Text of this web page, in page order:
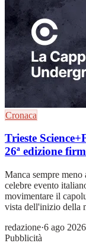
Cronaca
Trieste
26ª edizione
Manca sempre
celebre evento
movimentare il
vista dell'inizio della
redazione·6 ago 2026
Pubblicità